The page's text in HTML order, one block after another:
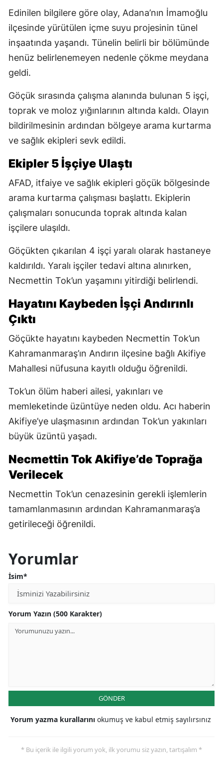
Edinilen bilgilere göre olay, Adana’nın İmamoğlu
ilçesinde yürütülen içme suyu projesinin tünel
inşaatında yaşandı. Tünelin belirli bir bölümünde
henüz belirlenemeyen nedenle çökme meydana
geldi.
Göçük sırasında çalışma alanında bulunan 5 işçi,
toprak ve moloz yığınlarının altında kaldı. Olayın
bildirilmesinin ardından bölgeye arama kurtarma
ve sağlık ekipleri sevk edildi.
Ekipler 5 İşçiye Ulaştı
AFAD, itfaiye ve sağlık ekipleri göçük bölgesinde
arama kurtarma çalışması başlattı. Ekiplerin
çalışmaları sonucunda toprak altında kalan
işçilere ulaşıldı.
Göçükten çıkarılan 4 işçi yaralı olarak hastaneye
kaldırıldı. Yaralı işçiler tedavi altına alınırken,
Necmettin Tok’un yaşamını yitirdiği belirlendi.
Hayatını Kaybeden İşçi Andırınlı
Çıktı
Göçükte hayatını kaybeden Necmettin Tok’un
Kahramanmaraş’ın Andırın ilçesine bağlı Akifiye
Mahallesi nüfusuna kayıtlı olduğu öğrenildi.
Tok’un ölüm haberi ailesi, yakınları ve
memleketinde üzüntüye neden oldu. Acı haberin
Akifiye’ye ulaşmasının ardından Tok’un yakınları
büyük üzüntü yaşadı.
Necmettin Tok Akifiye’de Toprağa
Verilecek
Necmettin Tok’un cenazesinin gerekli işlemlerin
tamamlanmasının ardından Kahramanmaraş’a
getirileceği öğrenildi.
Yorumlar
İsim*
Yorum Yazın (500 Karakter)
GÖNDER
Yorum yazma kurallarını okumuş ve kabul etmiş sayılırsınız
* Bu içerik ile ilgili yorum yok, ilk yorumu siz yazın, tartışalım *